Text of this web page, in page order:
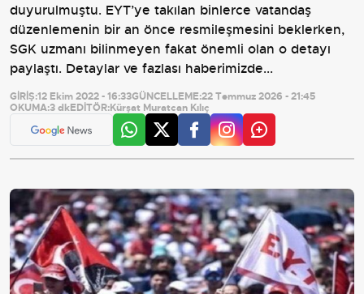
duyurulmuştu. EYT’ye takılan binlerce vatandaş
düzenlemenin bir an önce resmileşmesini beklerken,
SGK uzmanı bilinmeyen fakat önemli olan o detayı
paylaştı. Detaylar ve fazlası haberimizde...
GİRİŞ:12 Ekim 2022 - 16:33GÜNCELLEME:22 Temmuz 2026 - 21:45
OKUMA:3 dkEDİTÖR:Kürşat Muratcan Kılıç